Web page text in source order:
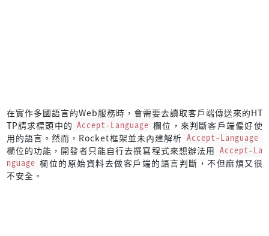
在實作多國語言的Web服務時，會需要去讀取客戶端傳送來的HT
TP請求標頭中的 Accept-Language 欄位，來判斷客戶端偏好使
用的語言。然而，Rocket框架並未內建解析 Accept-Language
欄位的功能，開發者只能自行去撰寫程式來想辦法用 Accept-La
nguage 欄位的原始資料去做客戶端的語言判斷，不但麻煩又很
不安全。